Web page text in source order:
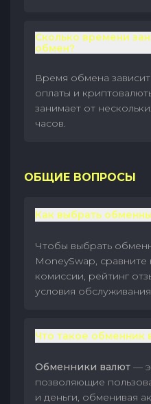
Сколько времени
обмен?
Время обмена
оплаты и
занимает от
часов.
ОБЩИЕ ВОПРОСЫ
Как выбрать
Чтобы выбрать
MoneySwap,
комиссии, рейтинг
условия
Что такое обменник
Обменники валют —
позволяющие
и деньги, обменивая